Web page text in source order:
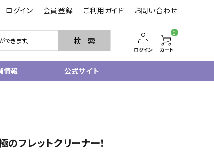
ログイン 会員登録 ご利用ガイド お問い合わせ
検 索
ログイン
0
カート
フルート・ピッコロ
情報 公式サイト
のフレットクリーナー！